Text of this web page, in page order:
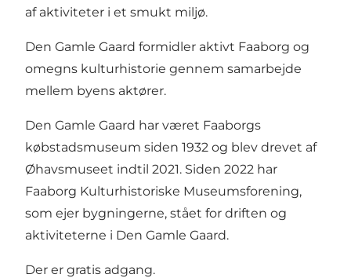
af aktiviteter i et smukt miljø.
Den Gamle Gaard formidler aktivt Faaborg og
omegns kulturhistorie gennem samarbejde
mellem byens aktører.
Den Gamle Gaard har været Faaborgs
købstadsmuseum siden 1932 og blev drevet af
Øhavsmuseet indtil 2021. Siden 2022 har
Faaborg Kulturhistoriske Museumsforening,
som ejer bygningerne, stået for driften og
aktiviteterne i Den Gamle Gaard.
Der er gratis adgang.